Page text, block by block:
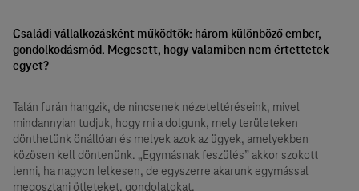
Családi vállalkozásként működtök: három különböző ember,
gondolkodásmód. Megesett, hogy valamiben nem értettetek
egyet?
Talán furán hangzik, de nincsenek nézeteltéréseink, mivel
mindannyian tudjuk, hogy mi a dolgunk, mely területeken
dönthetünk önállóan és melyek azok az ügyek, amelyekben
közösen kell döntenünk. „Egymásnak feszülés” akkor szokott
lenni, ha nagyon lelkesen, de egyszerre akarunk egymással
megosztani ötleteket, gondolatokat.